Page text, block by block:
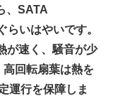
、SATA
いはやいです。
が速く、騒音が少
回転扇葉は熱を
運行を保障しま